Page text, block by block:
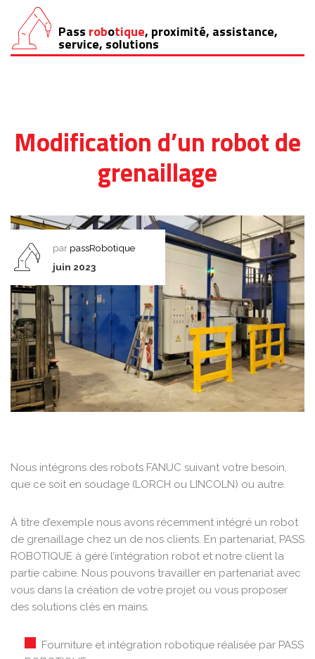
Aller
au
Pass robotique, proximité, assistance,
service, solutions
Modification d’un robot de
grenaillage
par passRobotique
juin 2023
Nous intégrons des robots FANUC suivant votre besoin,
que ce soit en soudage (LORCH ou LINCOLN) ou autre.
À titre d’exemple nous avons récemment intégré un robot
de grenaillage chez un de nos clients. En partenariat, PASS
ROBOTIQUE à géré l’intégration robot et notre client la
partie cabine. Nous pouvons travailler en partenariat avec
vous dans la création de votre projet ou vous proposer
des solutions clés en mains.
Fourniture et intégration robotique réalisée par PASS